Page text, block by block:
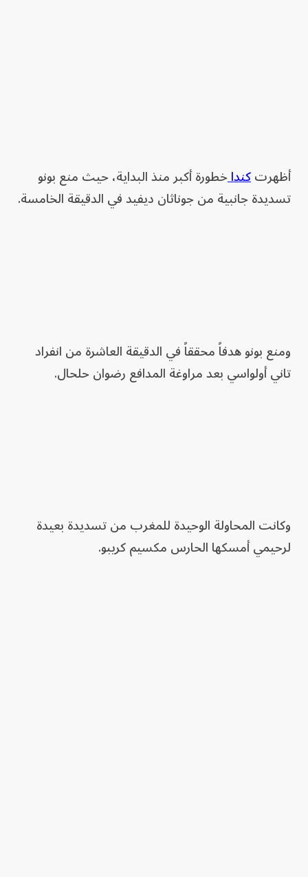
أظهرتكنداخطورة أكبر منذ البداية، حيث منع بونو
تسديدة جانبية من جوناثان ديفيد في الدقيقة الخامسة.
ومنع بونو هدفاً محققاً في الدقيقة العاشرة من انفراد
تاني أولواسي بعد مراوغة المدافع رضوان حلحال.
وكانت المحاولة الوحيدة للمغرب من تسديدة بعيدة
لرحيمي أمسكها الحارس مكسيم كريبو.